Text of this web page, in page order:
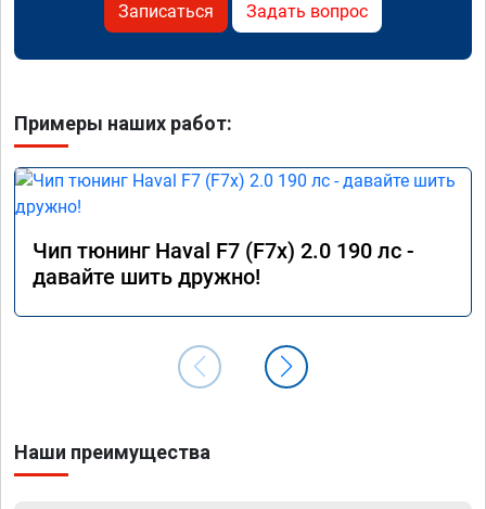
Записаться Задать вопрос
Примеры наших работ:
Чип тюнинг Haval F7 (F7x) 2.0 190 лс -
давайте шить дружно!
Наши преимущества